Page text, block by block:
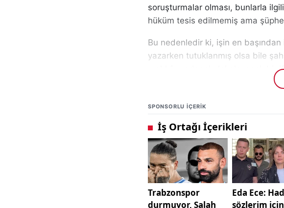
soruşturmalar olması, bunlarla
hüküm tesis edilmemiş ama
Bu nedenledir ki, işin en
yazarken tutuklanmış olsa bile
mahkûm edecek, lekeleyecek bir
Fakat sanki hiçbir şey yokmuş,
bir içerikte değil de *‘siyasal’*
çatışması imiş gibi gösterilmesi
Soruşturmalara konu ilk veriler,
içinden çıkmış durumda. Birçoğu
insanlar *‘para kule’* olarak
Keza, 38. Olağan CHP
İmamoğlu ve İBB kaynaklı
SPONSORLU IÇERIK